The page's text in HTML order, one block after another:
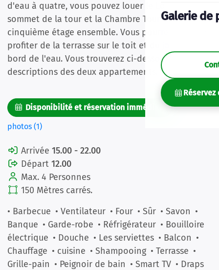
Galerie de
d'eau à quatre, vous pouvez louer le Loft au
sommet de la tour et la Chambre Tour au
cinquième étage ensemble. Vous pourrez bien sûr
profiter de la terrasse sur le toit et du jardin au
bord de l'eau. Vous trouverez ci-dessous les
descriptions des deux appartements.
Disponibilité et réservation immédiate
Des
photos (1)
Arrivée 15.00 - 22.00
Départ 12.00
Max. 4 Personnes
150 Mètres carrés.
• Barbecue • Ventilateur • Four • Sûr • Savon •
Banque • Garde-robe • Réfrigérateur • Bouilloire
électrique • Douche • Les serviettes • Balcon •
Chauffage • cuisine • Shampooing • Terrasse •
Grille-pain • Peignoir de bain • Smart TV • Draps